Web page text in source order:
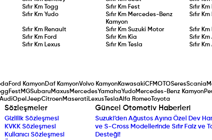
Sıfır Km Togg Sıfır Km Fest Sıfır Km
Sıfır Km Yudo Sıfır Km Mercedes-Benz
Kamyon
Sıfır Km
Sıfır Km Renault Sıfır Km Suzuki Motor Sıfır Km
Sıfır Km Ford Sıfır Km Kia Sıfır Km
Sıfır Km Lexus Sıfır Km Tesla Sıfır Km
Ford KamyonDaf KamyonVolvo KamyonKawasakiCFMOTOSeresScania
FestMGSubaruMaxus MercedesYamahaYudoMercedes-Benz Kamyon
AudiOpel JeepCitroenMaserati Lexus TeslaAlfa Romeo Toyota
Sözleşmeler
Gizlilik Sözleşmesi
KVKK Sözleşmesi
Kullanıcı Sözleşmesi
Güncel Otomotiv Haberleri
Suzuki’den Ağustos Ayına Özel Dev
ve S-Cross Modellerinde Sıfır Faiz ve
Desteği!